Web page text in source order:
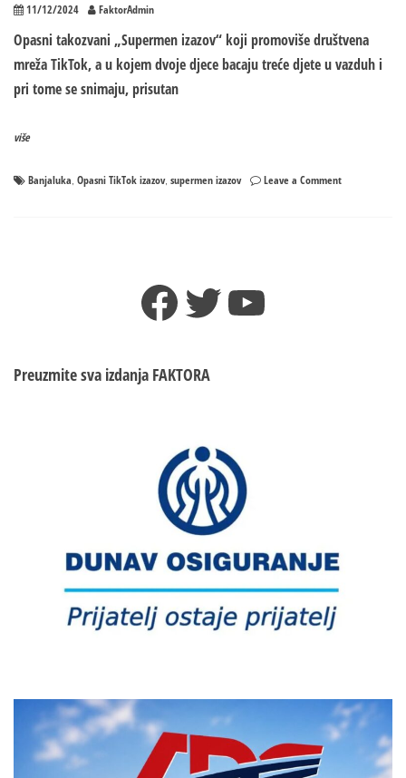
11/12/2024 FaktorAdmin
Opasni takozvani „Supermen izazov“ koji promoviše društvena
mreža TikTok, a u kojem dvoje djece bacaju treće djete u vazduh i
pri tome se snimaju, prisutan
više
Banjaluka, Opasni TikTok izazov, supermen izazov Leave a Commenton
Facebook
TwitterYouTube
Preuzmite sva izdanja FAKTORA